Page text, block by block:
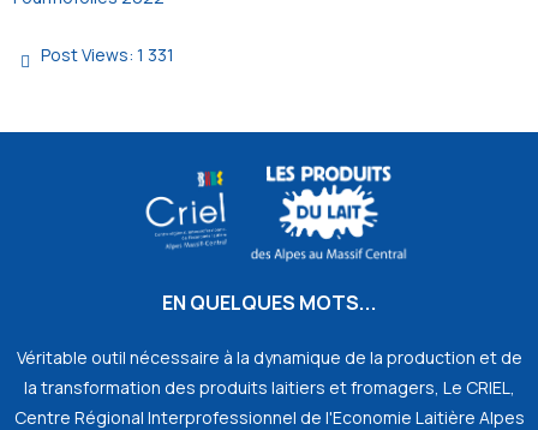
Post Views: 1 331
EN QUELQUES MOTS...
Véritable outil nécessaire à la dynamique de la production et de
la transformation des produits laitiers et fromagers, Le CRIEL,
Centre Régional Interprofessionnel de l'Economie Laitière Alpes